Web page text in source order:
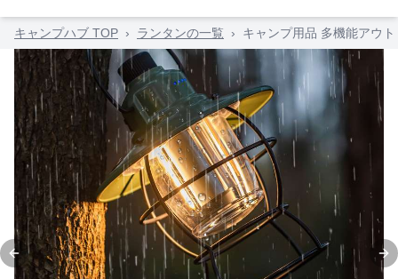
キャンプハブ TOP › ランタンの一覧 › キャンプ用品 多機能アウ
Previous slide